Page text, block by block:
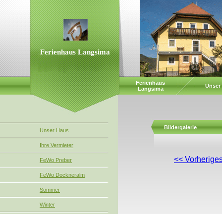
Ferienhaus Langsima
Ferienhaus
Langsima
Unser
Unser Haus
Ihre Vermieter
FeWo Preber
FeWo Dockneralm
Sommer
Winter
Bildergalerie
<<